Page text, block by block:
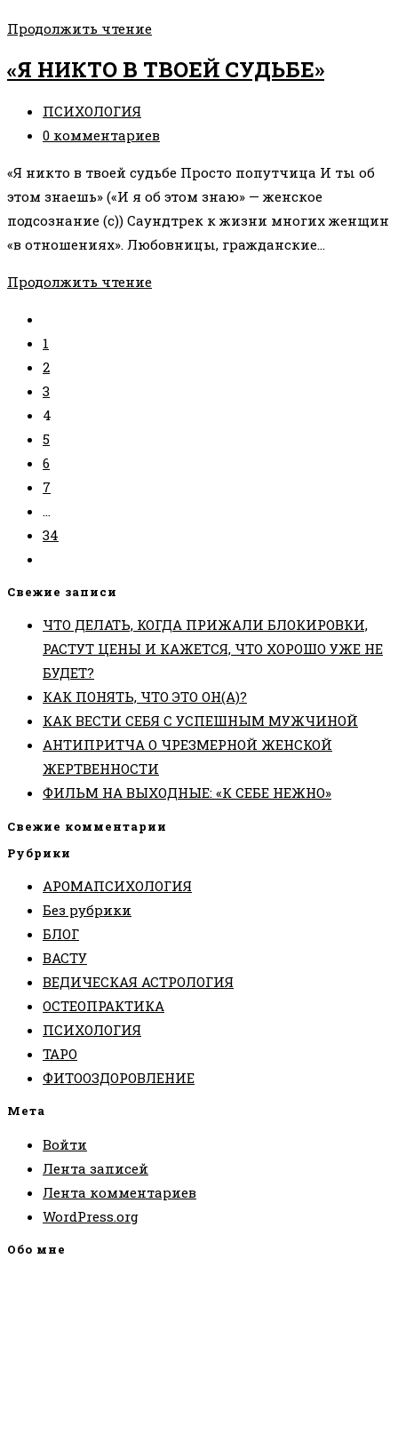
Продолжить чтениеПРАКТИКА
—
«Я НИКТО В ТВОЕЙ СУДЬБЕ»
Рубрика
записи:
ПСИХОЛОГИЯ
Комментарии
записи:
0 комментариев
«Я никто в твоей судьбе Просто попутчица И ты об
этом знаешь» («И я об этом знаю» — женское
подсознание (с)) Саундтрек к жизни многих женщин
«в отношениях». Любовницы, гражданские…
Продолжить чтение«Я
на
предыдущую
страницу
1
2
3
4
5
6
7
…
34
страницу
Свежие записи
ЧТО ДЕЛАТЬ, КОГДА ПРИЖАЛИ БЛОКИРОВКИ,
РАСТУТ ЦЕНЫ И КАЖЕТСЯ, ЧТО ХОРОШО УЖЕ НЕ
БУДЕТ?
КАК ПОНЯТЬ, ЧТО ЭТО ОН(А)?
КАК ВЕСТИ СЕБЯ С УСПЕШНЫМ МУЖЧИНОЙ
АНТИПРИТЧА О ЧРЕЗМЕРНОЙ ЖЕНСКОЙ
ЖЕРТВЕННОСТИ
ФИЛЬМ НА ВЫХОДНЫЕ: «К СЕБЕ НЕЖНО»
Свежие комментарии
Рубрики
АРОМАПСИХОЛОГИЯ
Без рубрики
БЛОГ
ВАСТУ
ВЕДИЧЕСКАЯ АСТРОЛОГИЯ
ОСТЕОПРАКТИКА
ПСИХОЛОГИЯ
ТАРО
ФИТООЗДОРОВЛЕНИЕ
Мета
Войти
Лента записей
Лента комментариев
WordPress.org
Обо мне